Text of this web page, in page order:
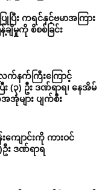
ြီး ကရင်နှင့်ဗမာအကြား
ချိမှုကို စိစစ်ခြင်း
က်နက်ကြီးကြောင့်
(၃) ဦး ဒဏ်ရာရ၊ နေအိမ်
များ ပျက်စီး
ျောင်းကို ကားဝင်
း ဒဏ်ရာရ